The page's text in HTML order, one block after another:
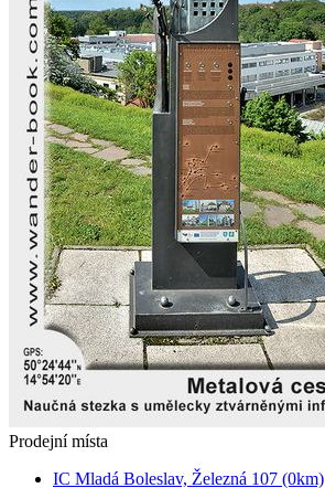
Prodejní místa
IC Mladá Boleslav, Železná 107 (0km)